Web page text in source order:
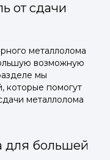
от сдачи
металлолома
возможную
мы
которые помогут
металлолома
для большей